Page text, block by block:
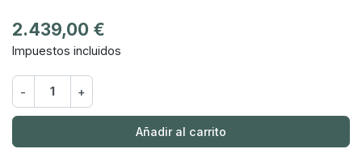
2.439,00 €
Impuestos incluidos
- +
Añadir al carrito